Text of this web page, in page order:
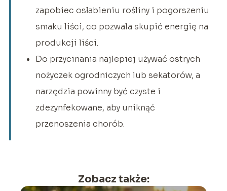
zapobiec osłabieniu rośliny i pogorszeniu
smaku liści, co pozwala skupić energię na
produkcji liści.
Do przycinania najlepiej używać ostrych
nożyczek ogrodniczych lub sekatorów, a
narzędzia powinny być czyste i
zdezynfekowane, aby uniknąć
przenoszenia chorób.
Zobacz także: